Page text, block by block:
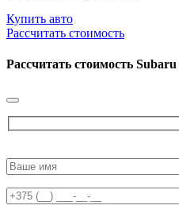
Купить авто
Рассчитать стоимость
Рассчитать стоимость
leave
field
empty.